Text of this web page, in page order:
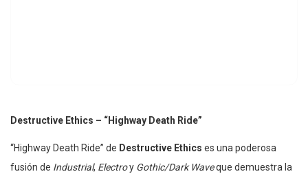
Destructive Ethics – “Highway Death Ride”
“Highway Death Ride” de Destructive Ethics es una poderosa
fusión de Industrial, Electroy Gothic/Dark Waveque demuestra la